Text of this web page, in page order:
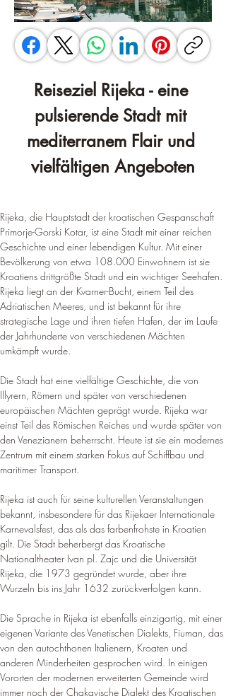
Reiseziel Rijeka - eine
pulsierende Stadt mit
mediterranem Flair und
vielfältigen Angeboten
Rijeka, die Hauptstadt der kroatischen Gespanschaft
Primorje-Gorski Kotar, ist eine Stadt mit einer reichen
Geschichte und einer lebendigen Kultur. Mit einer
Bevölkerung von etwa 108.000 Einwohnern ist sie
Kroatiens drittgrößte Stadt und ein wichtiger Seehafen.
Rijeka liegt an der Kvarner-Bucht, einem Teil des
Adriatischen Meeres, und ist bekannt für ihre
strategische Lage und ihren tiefen Hafen, der im Laufe
der Jahrhunderte von verschiedenen Mächten
umkämpft wurde.
Die Stadt hat eine vielfältige Geschichte, die von
Illyrern, Römern und später von verschiedenen
europäischen Mächten geprägt wurde. Rijeka war
einst Teil des Römischen Reiches und wurde später von
den Venezianern beherrscht. Heute ist sie ein modernes
Zentrum mit einem starken Fokus auf Schiffbau und
maritimer Transport.
Rijeka ist auch für seine kulturellen Veranstaltungen
bekannt, insbesondere für das Rijekaer Internationale
Karnevalsfest, das als das farbenfrohste in Kroatien
gilt. Die Stadt beherbergt das Kroatische
Nationaltheater Ivan pl. Zajc und die Universität
Rijeka, die 1973 gegründet wurde, aber ihre
Wurzeln bis ins Jahr 1632 zurückverfolgen kann.
Die Sprache in Rijeka ist ebenfalls einzigartig, mit einer
eigenen Variante des Venetischen Dialekts, Fiuman, das
von den autochthonen Italienern, Kroaten und
anderen Minderheiten gesprochen wird. In einigen
Vororten der modernen erweiterten Gemeinde wird
immer noch der Chakavische Dialekt des Kroatischen